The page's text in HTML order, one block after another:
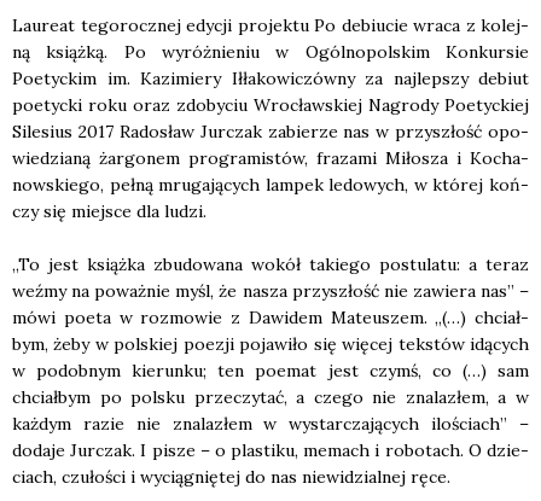
Lau­re­at tego­rocz­nej edy­cji pro­jek­tu Po debiu­cie wra­ca z kolej­
ną książ­ką. Po wyróż­nie­niu w Ogól­no­pol­skim Kon­kur­sie
Poetyc­kim im. Kazi­mie­ry Iłła­ko­wi­czów­ny za naj­lep­szy debiut
poetyc­ki roku oraz zdo­by­ciu Wro­cław­skiej Nagro­dy Poetyc­kiej
Sile­sius 2017 Rado­sław Jur­czak zabie­rze nas w przy­szłość opo­
wie­dzia­ną żar­go­nem pro­gra­mi­stów, fra­za­mi Miło­sza i Kocha­
now­skie­go, peł­ną mru­ga­ją­cych lam­pek ledo­wych, w któ­rej koń­
czy się miej­sce dla ludzi.
„To jest książ­ka zbu­do­wa­na wokół takie­go postu­la­tu: a teraz
weź­my na poważ­nie myśl, że nasza przy­szłość nie zawie­ra nas” –
mówi poeta w roz­mo­wie z Dawi­dem Mate­uszem. „(…) chciał­
bym, żeby w pol­skiej poezji poja­wi­ło się wię­cej tek­stów idą­cych
w podob­nym kie­run­ku; ten poemat jest czymś, co (…) sam
chciał­bym po pol­sku prze­czy­tać, a cze­go nie zna­la­złem, a w
każ­dym razie nie zna­la­złem w wystar­cza­ją­cych ilo­ściach” –
doda­je Jur­czak. I pisze – o pla­sti­ku, memach i robo­tach. O dzie­
ciach, czu­ło­ści i wycią­gnię­tej do nas nie­wi­dzial­nej ręce.